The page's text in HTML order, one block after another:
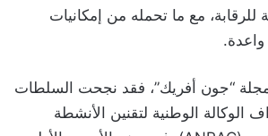
للرقابة، مع ما تحمله من إمكانيات
واعدة.
“جون أفريك”، فقد نجحت السلطات
الوكالة الوطنية لتقنين الأنشطة